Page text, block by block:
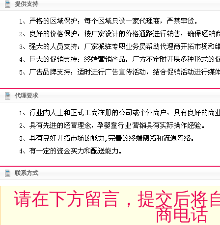
提供支持
代理要求
联系方式
请在下方留言，提交后将
商电话